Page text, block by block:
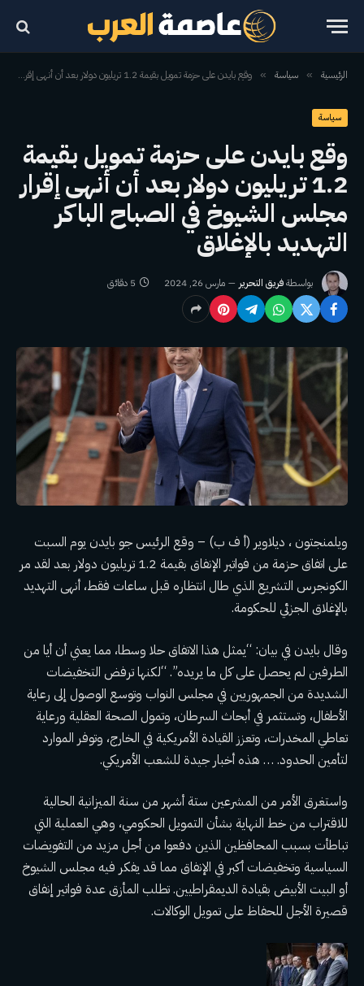
الرئيسية » سياسة » وقع بايدن على حزمة تمويل بقيمة 1.2 تريليون دولار بعد أن أنهى إقرار مجلس الشيوخ في الصباح الباكر التهديد بالإغلاق
سياسة
وقع بايدن على حزمة تمويل بقيمة
1.2 تريليون دولار بعد أن أنهى إقرار
مجلس الشيوخ في الصباح الباكر
التهديد بالإغلاق
بواسطةفريق التحرير مارس 26, 2024 5 دقائق
ويلمنجتون ، ديلاوير (أ ف ب) – وقع الرئيس جو بايدن يوم السبت
على اتفاق حزمة من فواتير الإنفاق بقيمة 1.2 تريليون دولار بعد لقد مر
الكونجرس التشريع الذي طال انتظاره قبل ساعات فقط، أنهى التهديد
بالإغلاق الجزئي للحكومة.
وقال بايدن في بيان: “يمثل هذا الاتفاق حلا وسطا، مما يعني أن أيا من
الطرفين لم يحصل على كل ما يريده”. “لكنها ترفض التخفيضات
الشديدة من الجمهوريين في مجلس النواب وتوسع الوصول إلى رعاية
الأطفال، وتستثمر في أبحاث السرطان، وتمول الصحة العقلية ورعاية
تعاطي المخدرات، وتعزز القيادة الأمريكية في الخارج، وتوفر الموارد
لتأمين الحدود. … هذه أخبار جيدة للشعب الأمريكي.
واستغرق الأمر من المشرعين ستة أشهر من سنة الميزانية الحالية
للاقتراب من خط النهاية بشأن التمويل الحكومي، وهي العملية التي
تباطأت بسبب المحافظين الذين دفعوا من أجل مزيد من التفويضات
السياسية وتخفيضات أكبر في الإنفاق مما قد يفكر فيه مجلس الشيوخ
أو البيت الأبيض بقيادة الديمقراطيين. تطلب المأزق عدة فواتير إنفاق
قصيرة الأجل للحفاظ على تمويل الوكالات.